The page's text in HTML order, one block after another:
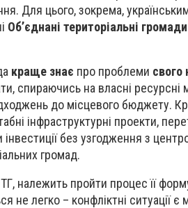
Для цього, зокрема,
Об’єднані територіальні
краще знає про проблеми свого
спираючись на власні ресурсні
до місцевого бюджету.
інфраструктурні проекти,
інвестиції без узгодження з
громад.
належить пройти процес її
не легко – конфліктні ситуації